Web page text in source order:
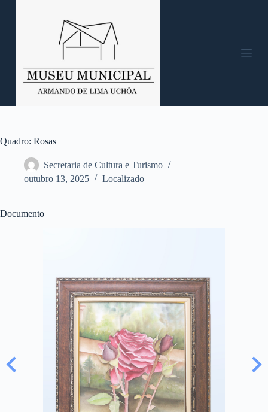
o
n
Quadro: Rosas
Secretaria de Cultura e Turismo
outubro 13, 2025
Localizado
Documento